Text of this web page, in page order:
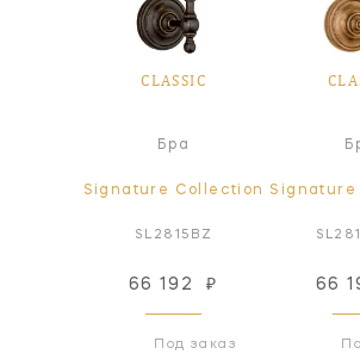
CLASSIC
Бра
Signature Collection
SL2815BZ
66 192 ₽
Под заказ
Signature
66